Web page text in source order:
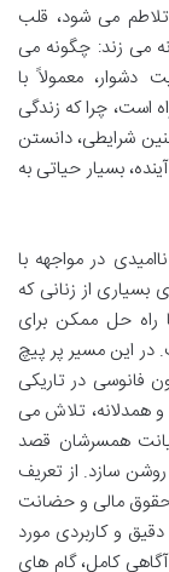
می شود، قلب
می زند: چگونه می
دشوار، معمولاً با
است، چرا که زندگی
شرایطی، دانستن
بسیار حیاتی به
در مواجهه با
از زنانی که
راه حل ممکن برای
در این مسیر پر پیچ
فانوسی در تاریکی
همدلانه، تلاش می
همسرشان قصد
روشن سازد. از تعریف
حقوق مالی و حضانت
و کاربردی مورد
کامل، گام های